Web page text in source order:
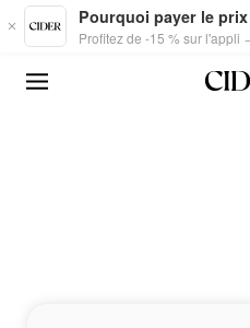
Skip to main content
Pourquoi payer le
Profitez de -15 % sur l'appli